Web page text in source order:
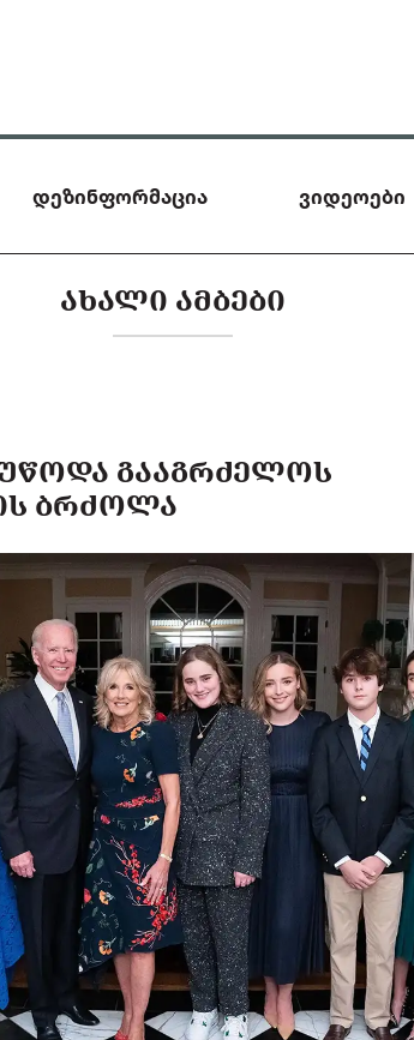
დეზინფორმაცია ვიდეოები
ᲐᲮᲐᲚᲘ ᲐᲛᲑᲔᲑᲘ
ᲒᲐᲐᲒᲠᲫᲔᲚᲝᲡ
ᲑᲠᲫᲝᲚᲐ